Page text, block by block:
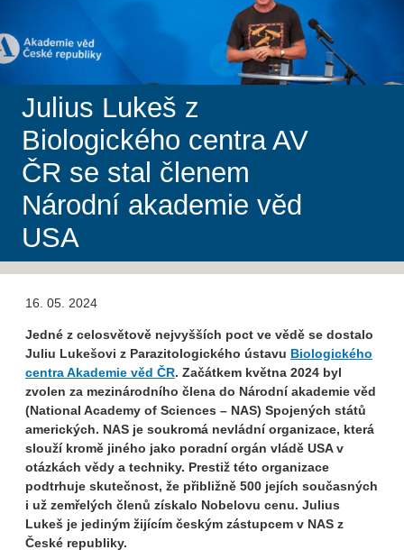
Julius Lukeš z
Biologického centra AV
ČR se stal členem
Národní akademie věd
USA
16. 05. 2024
Jedné z celosvětově nejvyšších poct ve vědě se dostalo
Juliu Lukešovi z Parazitologického ústavu Biologického
centra Akademie věd ČR. Začátkem května 2024 byl
zvolen za mezinárodního člena do Národní akademie věd
(National Academy of Sciences – NAS) Spojených států
amerických. NAS je soukromá nevládní organizace, která
slouží kromě jiného jako poradní orgán vládě USA v
otázkách vědy a techniky. Prestiž této organizace
podtrhuje skutečnost, že přibližně 500 jejích současných
i už zemřelých členů získalo Nobelovu cenu. Julius
Lukeš je jediným žijícím českým zástupcem v NAS z
České republiky.